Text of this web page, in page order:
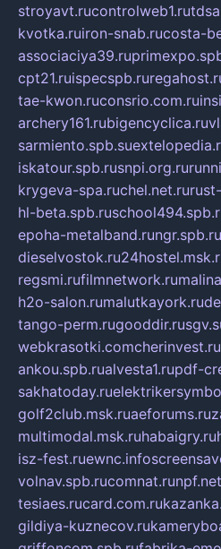
stroyavt.rucontrolweb1.ru
kvotka.ruiron-snab.rucosta-
associaciya39.ru
cpt21.ruispecspb.ru
tae-kwon.ruconsrio.com.ru
archery161.rubigencyclica.ru
sarmiento.spb.su
iskatour.spb.rusnpi.org.ru
krygeva-spa.ruchel.net.ru
hl-beta.spb.ru
epoha-metalband.rungr.spb.ru
dieselvostok.ru
regsmi.rufilmnetwork.ru
h2o-salon.rumalutkayork.ru
tango-perm.rugooddir.ru
webkrasotki.comcherinvest.ru
ankou.spb.rualvesta1.rupdf-
sakhatoday.ru
golf2club.msk.ruaeforums.ru
multimodal.msk.ruhabaigry.ru
isz-fest.ruewnc.info
volnav.spb.rucomnat.ru
tesiaes.rucard.com.ru
gildiya-kuznecov.ru